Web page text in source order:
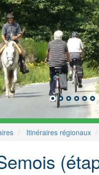
Itinéraires régionaux